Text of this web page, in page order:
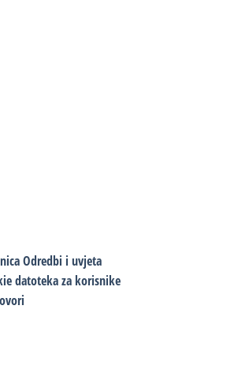
Odredbi i uvjeta
datoteka za korisnike